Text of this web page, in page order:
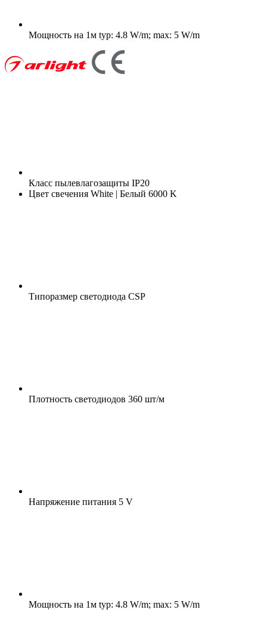
Мощность на 1м typ: 4.8 W/m; max: 5 W/m
Класс пылевлагозащиты IP20
Цвет свечения White | Белый 6000 K
Типоразмер светодиода CSP
Плотность светодиодов 360 шт/м
Напряжение питания 5 V
Мощность на 1м typ: 4.8 W/m; max: 5 W/m